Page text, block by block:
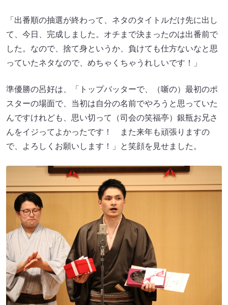
「出番順の抽選が終わって、ネタのタイトルだけ先に出し
て、今日、完成しました。オチまで決まったのは出番前で
した。なので、捨て身というか、負けても仕方ないなと思
っていたネタなので、めちゃくちゃうれしいです！」
準優勝の呂好は、「トップバッターで、（噺の）最初のポ
スターの場面で、当初は自分の名前でやろうと思っていた
んですけれども、思い切って（司会の笑福亭）銀瓶お兄さ
んをイジってよかったです！ また来年も頑張りますの
で、よろしくお願いします！」と笑顔を見せました。